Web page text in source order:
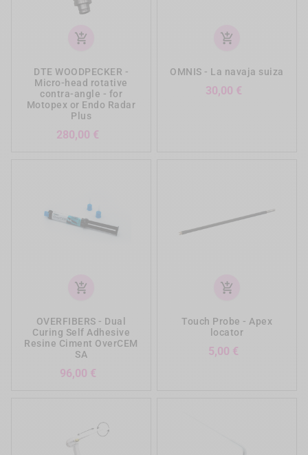
add_shopping_cart
DTE WOODPECKER -
Micro-head rotative
contra-angle - for
Motopex or Endo Radar
Plus
280,00 €
add_shopping_cart
OMNIS - La navaja suiza
30,00 €
add_shopping_cart
OVERFIBERS - Dual
Curing Self Adhesive
Resine Ciment OverCEM
SA
96,00 €
add_shopping_cart
Touch Probe - Apex
locator
5,00 €